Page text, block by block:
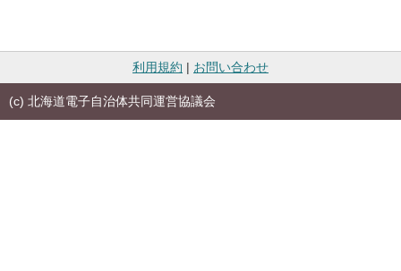
利用規約 | お問い合わせ
(c) 北海道電子自治体共同運営協議会